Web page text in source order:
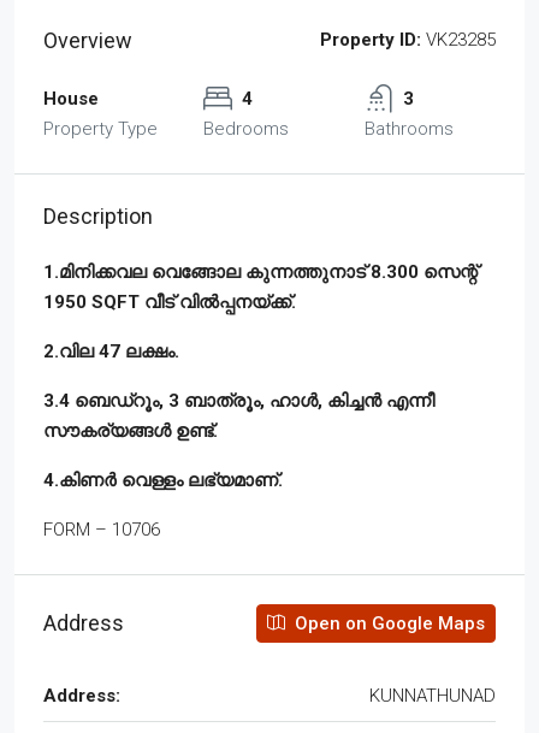
Overview Property ID: VK23285
House
Property Type
4
Bedrooms
3
Bathrooms
Description
1.മിനിക്കവല വെങ്ങോല കുന്നത്തുനാട് 8.300 സെന്റ്
1950 SQFT വീട് വിൽപ്പനയ്ക്ക്.
2.വില 47 ലക്ഷം.
3.4 ബെഡ്‌റൂം, 3 ബാത്രൂം, ഹാൾ, കിച്ചൻ എന്നീ
സൗകര്യങ്ങൾ ഉണ്ട്‌.
4.കിണർ വെള്ളം ലഭ്യമാണ്.
FORM – 10706
Address Open on Google Maps
Address: KUNNATHUNAD